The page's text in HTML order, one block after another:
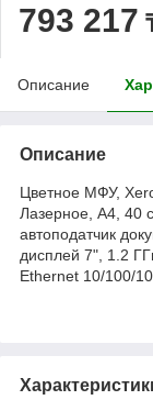
793 217
Описание
Описание
Цветное МФУ,
Лазерное, А4, 40
автоподатчик
дисплей 7", 1.2
Ethernet 10/100/